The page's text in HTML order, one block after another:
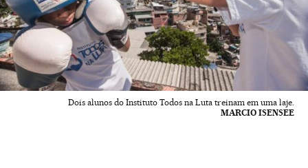
Dois alunos do Instituto Todos na Luta treinam em uma laje.
MARCIO ISENSEE